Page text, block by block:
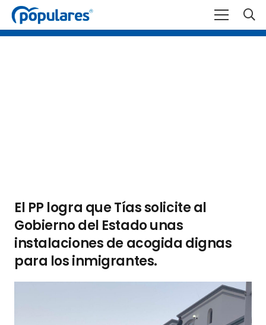
El PP logra que Tías solicite al
Gobierno del Estado unas
instalaciones de acogida dignas
para los inmigrantes.